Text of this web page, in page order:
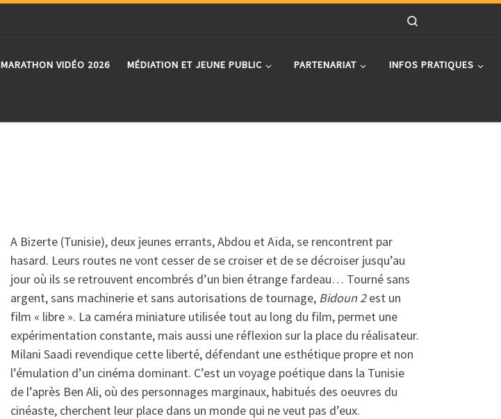
MARATHON VIDÉO 2026 MÉDIATION ET JEUNE PUBLIC PARTENARIAT INFOS PRATIQUES
A Bizerte (Tunisie), deux jeunes errants, Abdou et Aïda, se rencontrent par
hasard. Leurs routes ne vont cesser de se croiser et de se décroiser jusqu’au
jour où ils se retrouvent encombrés d’un bien étrange fardeau… Tourné sans
argent, sans machinerie et sans autorisations de tournage, Bidoun 2est un
film « libre ». La caméra miniature utilisée tout au long du film, permet une
expérimentation constante, mais aussi une réflexion sur la place du réalisateur.
Milani Saadi revendique cette liberté, défendant une esthétique propre et non
l’émulation d’un cinéma dominant. C’est un voyage poétique dans la Tunisie
de l’après Ben Ali, où des personnages marginaux, habitués des oeuvres du
cinéaste, cherchent leur place dans un monde qui ne veut pas d’eux.